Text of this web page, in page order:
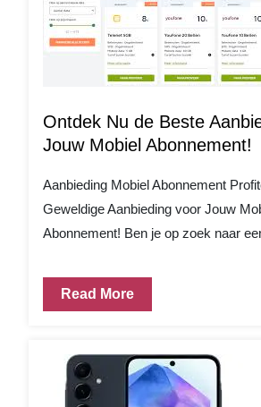
Ontdek Nu de Beste
Jouw Mobiel Abonnement!
Aanbieding Mobiel Abonnement
Geweldige Aanbieding voor Jouw
Abonnement! Ben je op zoek naar
Read More